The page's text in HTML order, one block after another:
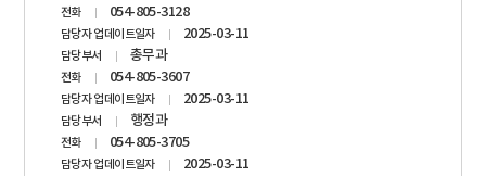
전화 054-805-3128
담당자 업데이트일자 2025-03-11
담당부서 총무과
전화 054-805-3607
담당자 업데이트일자 2025-03-11
담당부서 행정과
전화 054-805-3705
담당자 업데이트일자 2025-03-11